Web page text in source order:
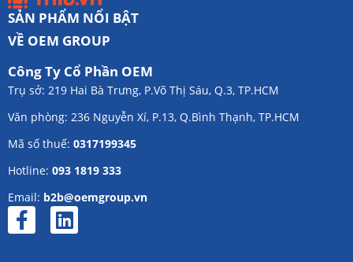
SẢN PHẨM NỔI BẬT
VỀ OEM GROUP
Công Ty Cổ Phần OEM
Trụ sở: 219 Hai Bà Trưng, P.Võ Thị Sáu, Q.3, TP.HCM
Văn phòng: 236 Nguyễn Xí, P.13, Q.Bình Thạnh, TP.HCM
Mã số thuế: 0317199345
Hotline: 093 1819 333
Email: b2b@oemgroup.vn